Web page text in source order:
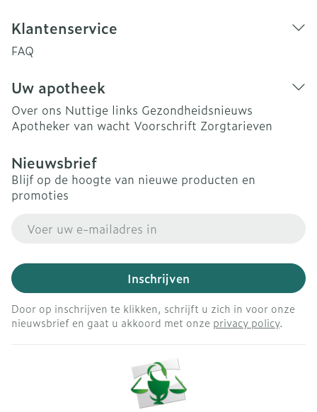
Klantenservice
FAQ
Uw apotheek
Over ons Nuttige links Gezondheidsnieuws
Apotheker van wacht Voorschrift Zorgtarieven
Nieuwsbrief
Blijf op de hoogte van nieuwe producten en
promoties
Inschrijven
Door op inschrijven te klikken, schrijft u zich in voor onze
nieuwsbrief en gaat u akkoord met onze privacy policy.